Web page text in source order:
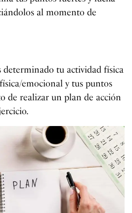
al momento de
determinado tu actividad física
emocional y tus puntos
de realizar un plan de acción